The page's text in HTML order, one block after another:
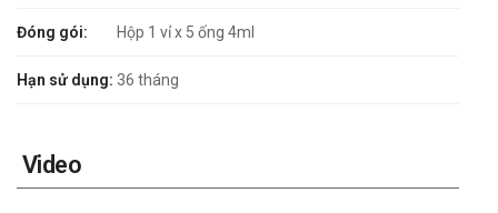
Đóng gói: Hộp 1 vỉ x 5 ống 4ml
Hạn sử dụng: 36 tháng
Video